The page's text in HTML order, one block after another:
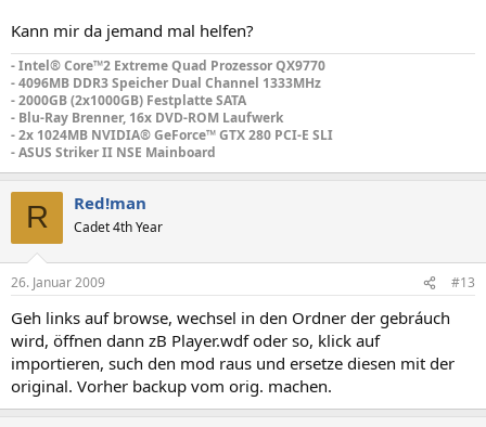
Kann mir da jemand mal helfen?
- Intel® Core™2 Extreme Quad Prozessor QX9770
- 4096MB DDR3 Speicher Dual Channel 1333MHz
- 2000GB (2x1000GB) Festplatte SATA
- Blu-Ray Brenner, 16x DVD-ROM Laufwerk
- 2x 1024MB NVIDIA® GeForce™ GTX 280 PCI-E SLI
- ASUS Striker II NSE Mainboard
R Red!man
Cadet 4th Year
26. Januar 2009 #13
Geh links auf browse, wechsel in den Ordner der gebráuch
wird, öffnen dann zB Player.wdf oder so, klick auf
importieren, such den mod raus und ersetze diesen mit der
original. Vorher backup vom orig. machen.